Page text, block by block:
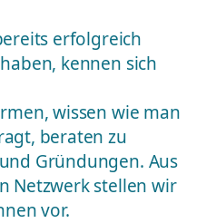
erfolgreich
kennen sich
wissen wie man
beraten zu
Gründungen. Aus
Netzwerk stellen wir
vor.